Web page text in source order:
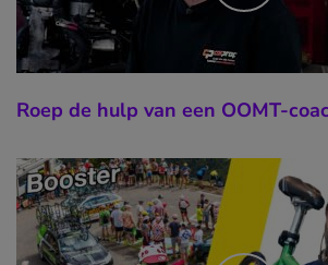
Roep de hulp van een OOMT-